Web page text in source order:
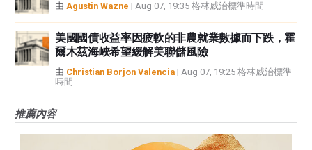
由 Agustin Wazne | Aug 07, 19:35 格林威治標準時間
美國國債收益率因疲軟的非農就業數據而下跌，霍
爾木茲海峽希望緩解美聯儲風險
由 Christian Borjon Valencia | Aug 07, 19:25 格林威治標準
時間
推薦內容